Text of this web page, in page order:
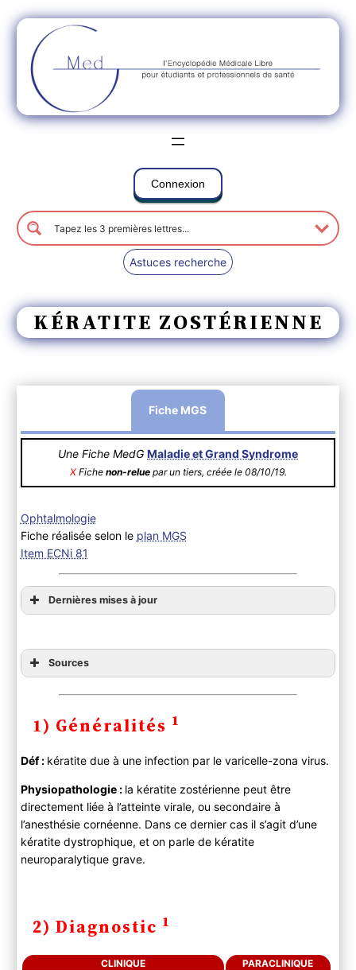
Connexion
Astuces recherche
KÉRATITE ZOSTÉRIENNE
Fiche MGS
Une Fiche MedG Maladie et Grand Syndrome
XFiche non-reluepar un tiers, créée le 08/10/19.
Ophtalmologie
Fiche réalisée selon le plan MGS
Item ECNi 81
Dernières mises à jour
Sources
1) Généralités 1
Déf : kératite due à une infection par le varicelle-zona virus.
Physiopathologie : la kératite zostérienne peut être
directement liée à l’atteinte virale, ou secondaire à
l’anesthésie cornéenne. Dans ce dernier cas il s’agit d’une
kératite dystrophique, et on parle de kératite
neuroparalytique grave.
2) Diagnostic 1
CLINIQUE
PARACLINIQUE